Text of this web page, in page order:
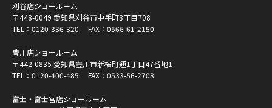
刈谷店ショールーム
〒448-0049 愛知県刈谷市中手町3丁目708
TEL： 0120-336-320 FAX：0566-61-2150
豊川店ショールーム
〒442-0835 愛知県豊川市新桜町通1丁目47番地1
TEL： 0120-400-485 FAX：0533-56-2708
富士・富士宮店ショールーム